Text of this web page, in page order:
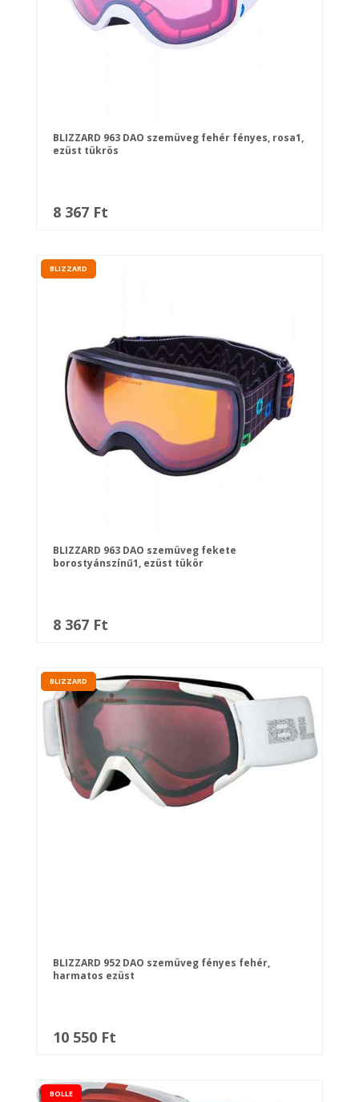
BLIZZARD 963 DAO szemüveg fehér fényes, rosa1,
ezüst tükrös
8 367 Ft
BLIZZARD
BLIZZARD 963 DAO szemüveg fekete
borostyánszínű1, ezüst tükör
8 367 Ft
BLIZZARD
BLIZZARD 952 DAO szemüveg fényes fehér,
harmatos ezüst
10 550 Ft
BOLLE